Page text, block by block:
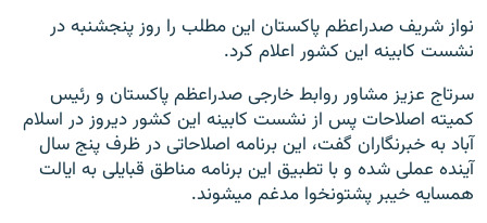
نواز شریف صدراعظم پاکستان این مطلب را روز پنجشنبه در
نشست کابینه این کشور اعلام کرد.
سرتاج عزیز مشاور روابط خارجی صدراعظم پاکستان و رئیس
کمیته اصلاحات پس از نشست کابینه این کشور دیروز در اسلام
آباد به خبرنگاران گفت، این برنامه اصلاحاتی در ظرف پنج سال
آینده عملی شده و با تطبیق این برنامه مناطق قبایلی به ایالت
همسایه خیبر پشتونخوا مدغم می‎شوند.